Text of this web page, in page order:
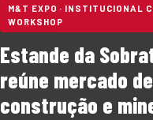
M&T EXPO · INSTITUCIONAL
WORKSHOP
Estande da
reúne mercado
construção e